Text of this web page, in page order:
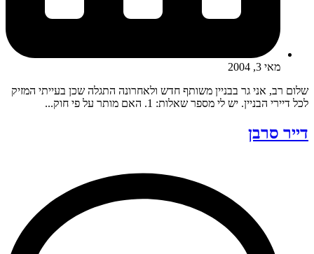
מאי 3, 2004
שלום רב, אני גר בבניין משותף חדש ולאחרונה התגלה שכן בעייתי המזיק
לכל דיירי הבניין. יש לי מספר שאלות: 1. האם מותר על פי חוק...
דייר סרבן